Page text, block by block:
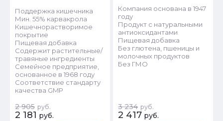
Поддержка кишечника
Мин. 55% карвакрола
Кишечнорастворимое
покрытие
Пищевая добавка
Содержит растительные/
травяные ингредиенты
Семейное предприятие,
основанное в 1968 году
Соответствие стандарту
качества GMP
2 905 руб.
2 181 руб.
Компания основана в 1947
году
Продукт с натуральными
антиоксидантами
Пищевая добавка
Без глютена, пшеницы и
молочных продуктов
Без ГМО
3 234 руб.
2 417 руб.